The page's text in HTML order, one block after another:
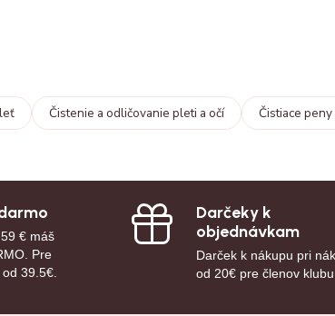
Čistenie a odličovanie pleti a očí Čistiace
€ máš
Pre
39.5€.
Darčeky k
objednávkam
Darček k nákupu pri
od 20€ pre členov